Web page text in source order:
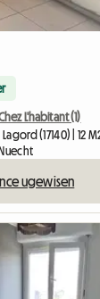
L'habitant (1)
(17140) | 12
ugewisen